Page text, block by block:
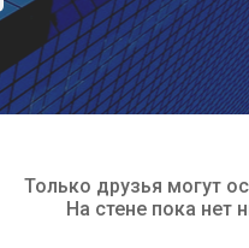
Только друзья могут
На стене пока нет